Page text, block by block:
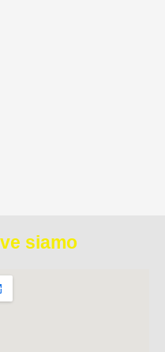
siamo